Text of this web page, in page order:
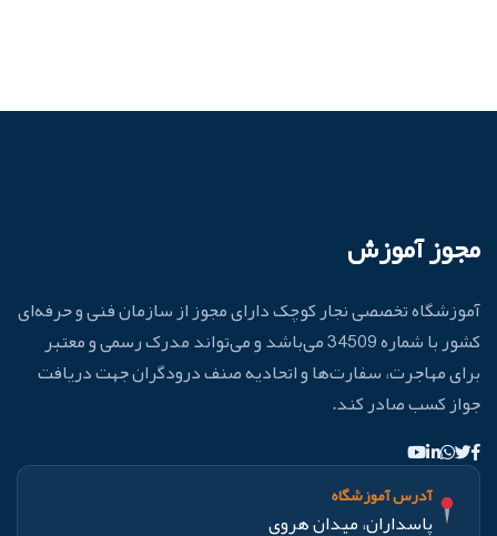
مجوز آموزش
آموزشگاه تخصصی نجار کوچک دارای مجوز از سازمان فنی و حرفه‌ای
کشور با شماره 34509 می‌باشد و می‌تواند مدرک رسمی و معتبر
برای مهاجرت، سفارت‌ها و اتحادیه صنف درودگران جهت دریافت
جواز کسب صادر کند.
آدرس آموزشگاه
پاسداران، میدان هروی